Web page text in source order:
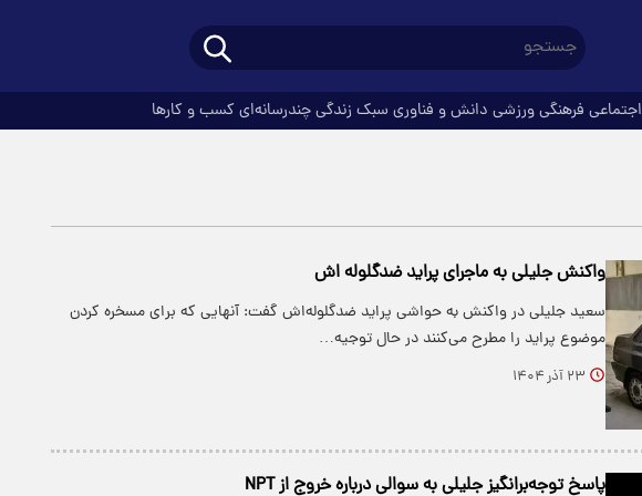
اجتماعی فرهنگیورزشی دانش و فناوری سبک زندگیچندرسانه‌ای کسب و کارها
واکنش جلیلی به ماجرای پراید ضدگلوله اش
سعید جلیلی در واکنش به حواشی پراید ضدگلوله‌اش گفت: آنهایی که برای مسخره کردن
موضوع پراید را مطرح می‌کنند در حال توجیه…
۲۳ آذر ۱۴۰۴
پاسخ توجه‌برانگیز جلیلی به سوالی درباره خروج از NPT